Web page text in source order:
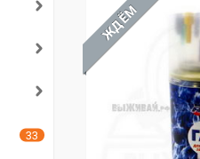
ЖДЁМ
33